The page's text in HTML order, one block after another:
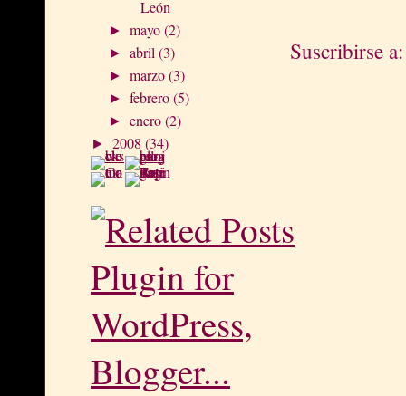
León
►mayo(2)
►abril(3)
►marzo(3)
►febrero(5)
►enero(2)
► 2008 (34)
Suscribirse